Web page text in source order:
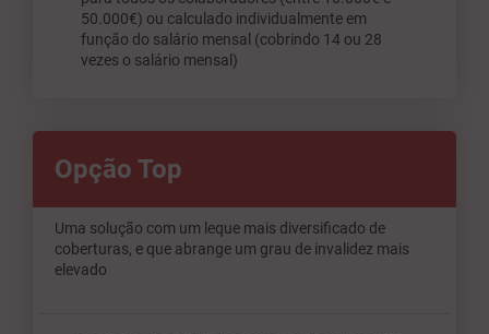
50.000€) ou calculado individualmente em
função do salário mensal (cobrindo 14 ou 28
vezes o salário mensal)
Opção Top
Uma solução com um leque mais diversificado de
coberturas, e que abrange um grau de invalidez mais
elevado